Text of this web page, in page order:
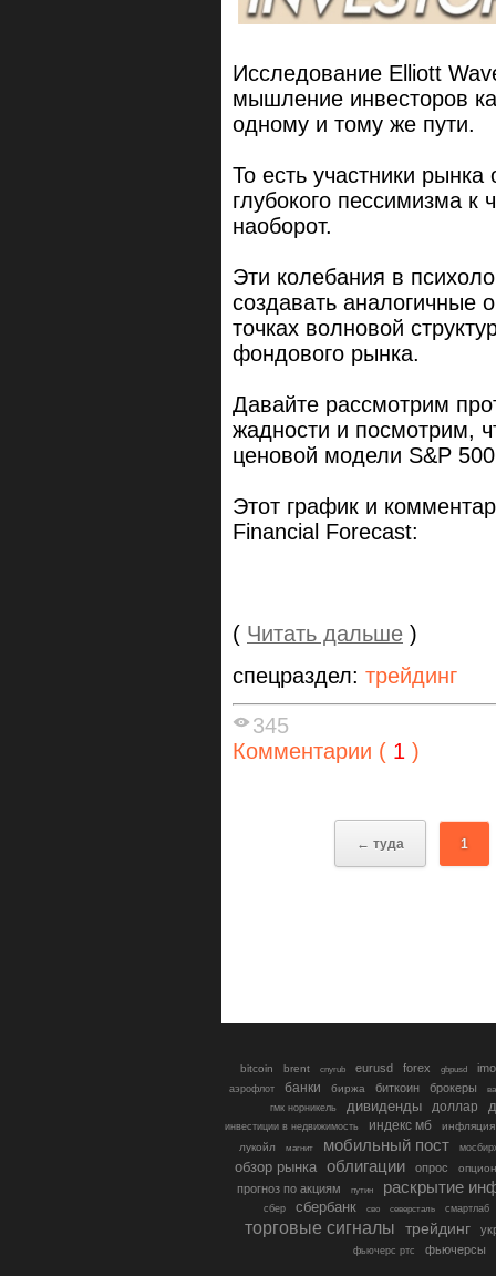
Исследование Elliott
мышление инвесторов
одному и тому же пути.
То есть участники
глубокого пессимизма к
наоборот.
Эти колебания в
создавать аналогичные
точках волновой
фондового рынка.
Давайте рассмотрим
жадности и посмотрим,
ценовой модели S&P
Этот график и
Financial Forecast:
( Читать дальше )
спецраздел: трейдинг
345
Комментарии ( 1 )
← туда 1
bitcoin brent cnyrub eurusd forex gbpusd
аэрофлот банки биржа биткоин брокеры
гмк норникель
дивиденды доллар
инвестиции в недвижимость индекс мб
инфляция
лукойл
магнит мобильный пост
обзор рынка облигации опрос
прогноз по акциям путин раскрытие
сбер сбербанк сво северсталь смартлаб
торговые сигналы трейдинг
фьючерс ртс фьючерсы